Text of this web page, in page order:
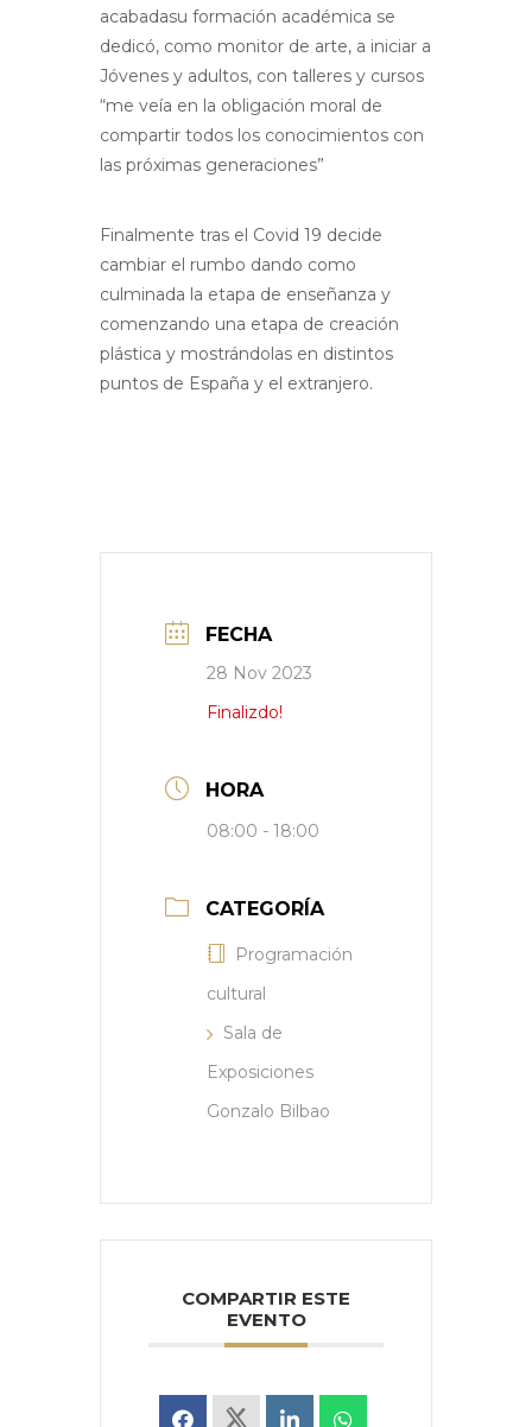
acabadasu formación académica se
dedicó, como monitor de arte, a iniciar a
Jóvenes y adultos, con talleres y cursos
“me veía en la obligación moral de
compartir todos los conocimientos con
las próximas generaciones”
Finalmente tras el Covid 19 decide
cambiar el rumbo dando como
culminada la etapa de enseñanza y
comenzando una etapa de creación
plástica y mostrándolas en distintos
puntos de España y el extranjero.
FECHA
28 Nov 2023
Finalizdo!
HORA
08:00 - 18:00
CATEGORÍA
Programación
cultural
Sala de
Exposiciones
Gonzalo Bilbao
COMPARTIR ESTE
EVENTO